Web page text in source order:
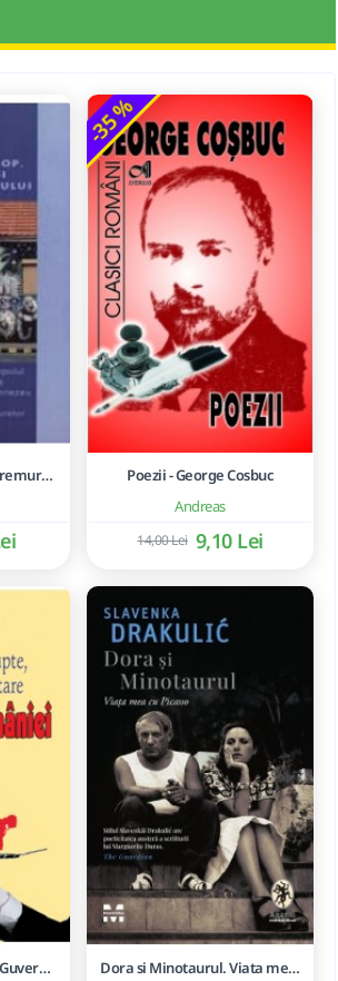
Despre Horoscop, Cutremure Si Ghicirea Viitorului
-35 %
Andreas
Poezii - George Cosbuc
9,10 Lei
14,00 Lei
Blestemul Romaniei - Guvernarile corupte, partidele parazitare Dora si Minotaurul. Viata mea cu Picasso - Slavenka Drakulić